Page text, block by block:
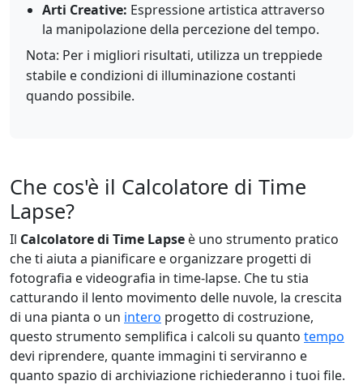
Arti Creative: Espressione artistica attraverso
la manipolazione della percezione del tempo.
Nota: Per i migliori risultati, utilizza un treppiede
stabile e condizioni di illuminazione costanti
quando possibile.
Che cos'è il Calcolatore di Time
Lapse?
Il Calcolatore di Time Lapse è uno strumento pratico
che ti aiuta a pianificare e organizzare progetti di
fotografia e videografia in time-lapse. Che tu stia
catturando il lento movimento delle nuvole, la crescita
di una pianta o un intero progetto di costruzione,
questo strumento semplifica i calcoli su quanto tempo
devi riprendere, quante immagini ti serviranno e
quanto spazio di archiviazione richiederanno i tuoi file.